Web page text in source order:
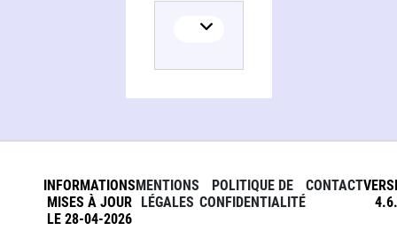
INFORMATIONS
MISES À JOUR
LE 28-04-2026
MENTIONS
LÉGALES
POLITIQUE DE
CONFIDENTIALITÉ
CONTACT